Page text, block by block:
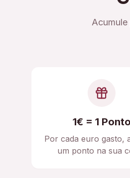
1€ = 1 Ponto
Por cada euro gasto,
um ponto na sua